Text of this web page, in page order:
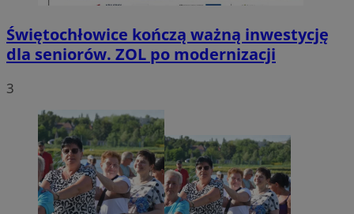
Świętochłowice kończą ważną inwestycję
dla seniorów. ZOL po modernizacji
3